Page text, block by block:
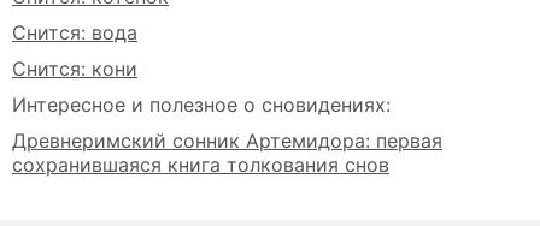
Снится: вода
Снится: кони
Интересное и полезное о сновидениях:
Древнеримский сонник Артемидора: первая
сохранившаяся книга толкования снов